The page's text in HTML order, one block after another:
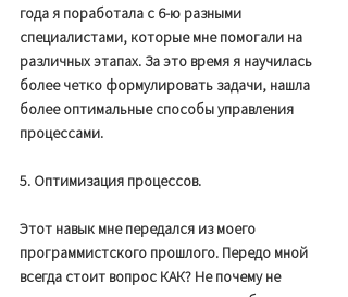
года я поработала с 6-ю разными
специалистами, которые мне помогали на
различных этапах. За это время я научилась
более четко формулировать задачи, нашла
более оптимальные способы управления
процессами.
5. Оптимизация процессов.
Этот навык мне передался из моего
программистского прошлого. Передо мной
всегда стоит вопрос КАК? Не почему не